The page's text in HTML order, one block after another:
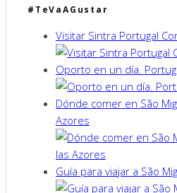
#TeVaAGustar
Visitar Sintra Portugal
Oporto en un día.
Dónde comer en São
Azores
Guía para viajar a São